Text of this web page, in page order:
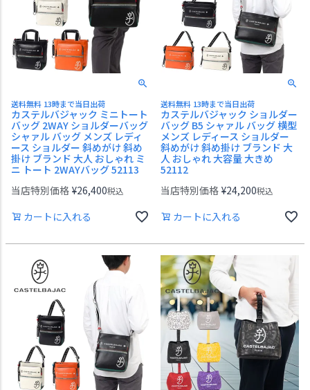
送料無料 13時まで当日出荷
カステルバジャック ミニトート
バッグ 2WAY ショルダーバッグ
シャァル バッグ メンズ レディ
ース ショルダー 斜めがけ 斜め
掛け ブランド 大人 おしゃれ ミ
ニ トート 2WAYバッグ 52113
当店特別価格 ¥26,400税込
カートに入れる
送料無料 13時まで当日出荷
カステルバジャック ショルダー
バッグ B5 シャァル バッグ 横型
メンズ レディース ショルダー
斜めがけ 斜め掛け ブランド 大
人 おしゃれ 大容量 大きめ
52112
当店特別価格 ¥24,200税込
カートに入れる